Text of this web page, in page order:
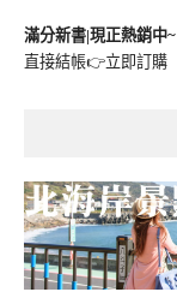
滿分新書|現正熱銷中~
直接結帳👉立即訂購